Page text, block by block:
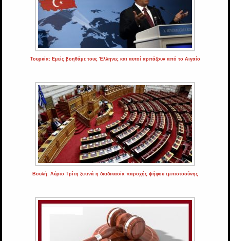
Τουρκία: Εμείς βοηθάμε τους Έλληνες και αυτοί αρπάζουν από το Αιγαίο
Βουλή: Αύριο Τρίτη ξεκινά η διαδικασία παροχής ψήφου εμπιστοσύνης